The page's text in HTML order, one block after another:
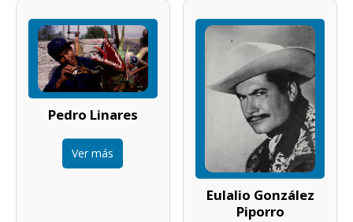
Pedro Linares
Ver más
Eulalio González
Piporro